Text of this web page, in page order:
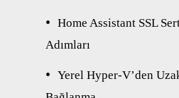
Home Assistant SSL
Adımları
Yerel Hyper-V’den